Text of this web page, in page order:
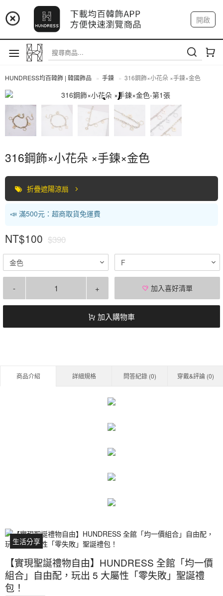
📢 市集預告：9/4-9/6 淡水捷運站
📢 市集預告：9/12-9/13 八里海巡基地
📢 市集預告：8/22-8/23 桃園青埔置地廣場
開啟
註冊 我的帳戶
HUNDRESS均百韓飾 | 韓國飾品 手鍊 316鋼飾×小花朵 ×手鍊×金色
316鋼飾×小花朵 ×手鍊×金色
折疊遮陽涼扇
📣 滿500元：超商取貨免運費
NT$100 $390
金色 F
- + 加入喜好清單
加入購物車
商品介紹 詳細規格 問答紀錄 (0) 穿戴&評論 (0)
生活分享
【實現聖誕禮物自由】HUNDRESS 全館「均一價
組合」自由配，玩出 5 大屬性「零失敗」聖誕禮
包！